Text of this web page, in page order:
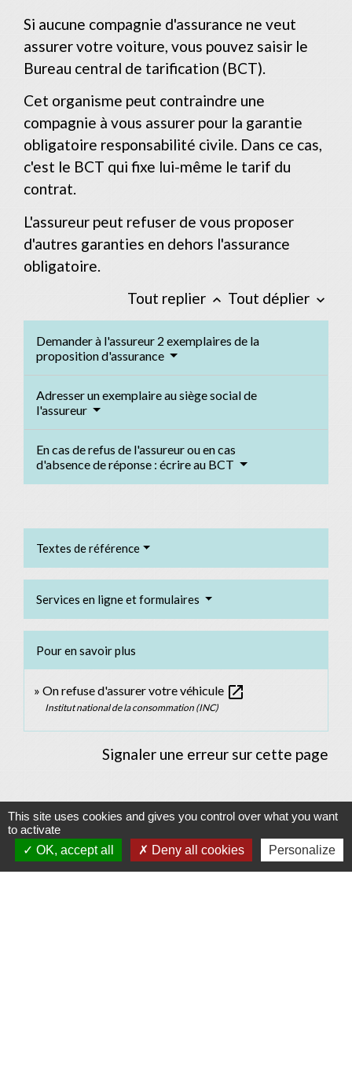
Si aucune compagnie d'assurance ne veut
assurer votre voiture, vous pouvez saisir le
Bureau central de tarification (BCT).
Cet organisme peut contraindre une
compagnie à vous assurer pour la garantie
obligatoire responsabilité civile. Dans ce cas,
c'est le BCT qui fixe lui-même le tarif du
contrat.
L'assureur peut refuser de vous proposer
d'autres garanties en dehors l'assurance
obligatoire.
Tout replier keyboard_arrow_up Tout déplier keyboard_arrow_down
Demander à l'assureur 2 exemplaires de la
proposition d'assurance
Adresser un exemplaire au siège social de
l'assureur
En cas de refus de l'assureur ou en cas
d'absence de réponse : écrire au BCT
Textes de référence
Services en ligne et formulaires
Pour en savoir plus
On refuse d'assurer votre véhicule open_in_new
Institut national de la consommation (INC)
Signaler une erreur sur cette page
Contacts
Commune d'Allan
This site uses cookies and gives you control over what you want
to activate
OK, accept all
Deny all cookies Personalize